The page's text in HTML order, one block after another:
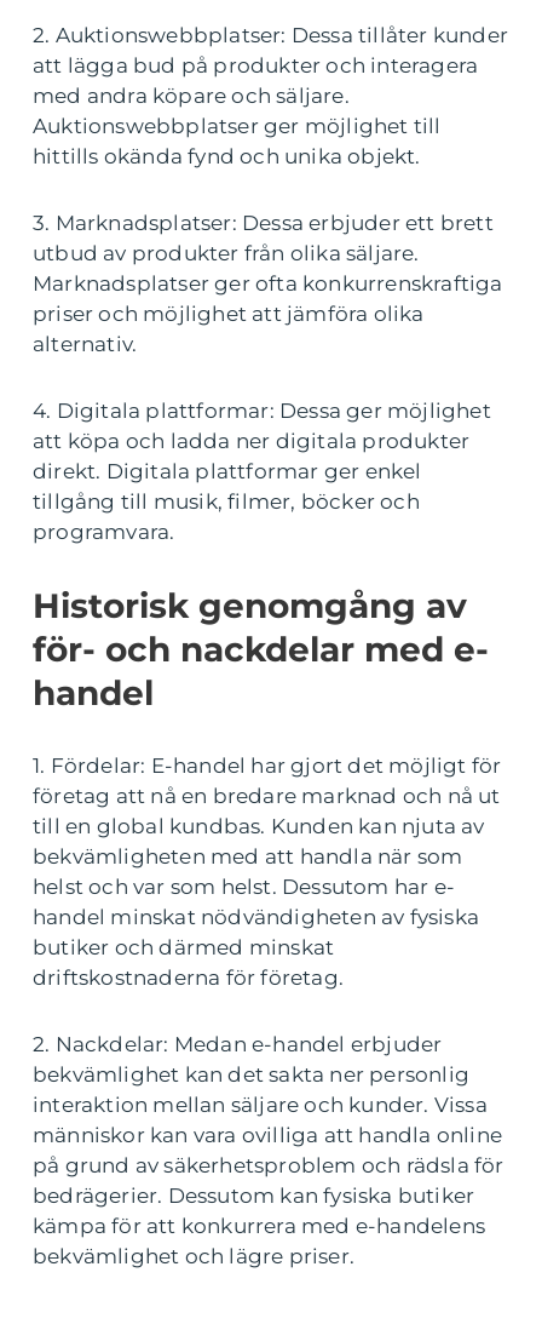
2. Auktionswebbplatser: Dessa tillåter kunder
att lägga bud på produkter och interagera
med andra köpare och säljare.
Auktionswebbplatser ger möjlighet till
hittills okända fynd och unika objekt.
3. Marknadsplatser: Dessa erbjuder ett brett
utbud av produkter från olika säljare.
Marknadsplatser ger ofta konkurrenskraftiga
priser och möjlighet att jämföra olika
alternativ.
4. Digitala plattformar: Dessa ger möjlighet
att köpa och ladda ner digitala produkter
direkt. Digitala plattformar ger enkel
tillgång till musik, filmer, böcker och
programvara.
Historisk genomgång av
för- och nackdelar med e-
handel
1. Fördelar: E-handel har gjort det möjligt för
företag att nå en bredare marknad och nå ut
till en global kundbas. Kunden kan njuta av
bekvämligheten med att handla när som
helst och var som helst. Dessutom har e-
handel minskat nödvändigheten av fysiska
butiker och därmed minskat
driftskostnaderna för företag.
2. Nackdelar: Medan e-handel erbjuder
bekvämlighet kan det sakta ner personlig
interaktion mellan säljare och kunder. Vissa
människor kan vara ovilliga att handla online
på grund av säkerhetsproblem och rädsla för
bedrägerier. Dessutom kan fysiska butiker
kämpa för att konkurrera med e-handelens
bekvämlighet och lägre priser.